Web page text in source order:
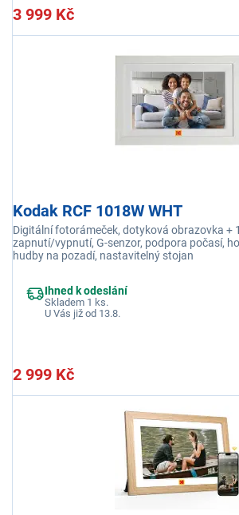
3 999 Kč
Kodak RCF 1018W WHT
Digitální fotorámeček, dotyková obrazovka +
zapnutí/vypnutí, G-senzor, podpora počasí,
hudby na pozadí, nastavitelný stojan
Ihned k odeslání
Skladem 1 ks.
U Vás již od 13.8.
2 999 Kč